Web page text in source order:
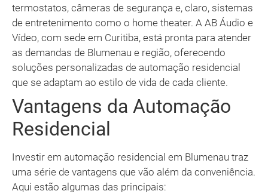
termostatos, câmeras de segurança e, claro, sistemas
de entretenimento como o home theater. A AB Áudio e
Vídeo, com sede em Curitiba, está pronta para atender
as demandas de Blumenau e região, oferecendo
soluções personalizadas de automação residencial
que se adaptam ao estilo de vida de cada cliente.
Vantagens da Automação
Residencial
Investir em automação residencial em Blumenau traz
uma série de vantagens que vão além da conveniência.
Aqui estão algumas das principais: